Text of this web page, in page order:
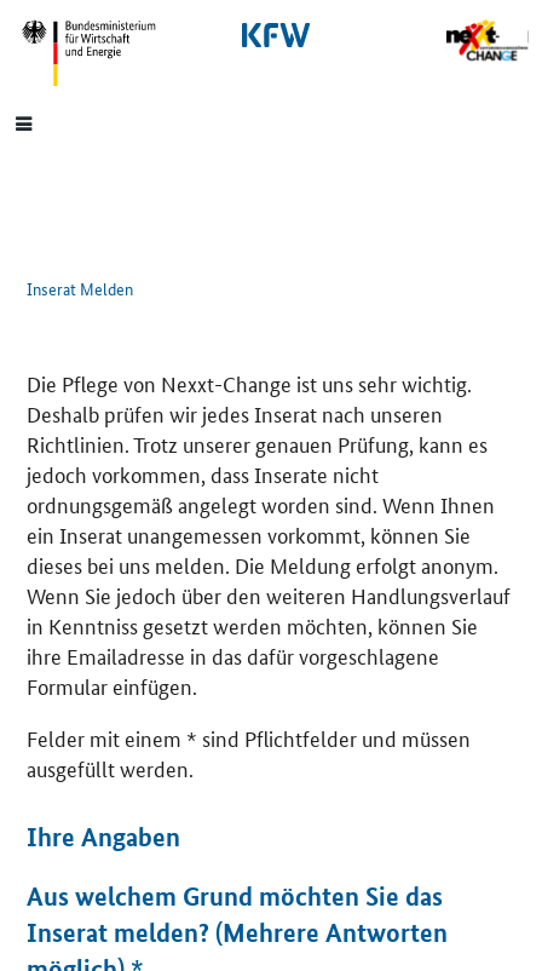
SrOnlyNavigation
Hauptmenü
Inserat Melden
Die Pflege von Nexxt-Change ist uns sehr wichtig.
Deshalb prüfen wir jedes Inserat nach unseren
Richtlinien. Trotz unserer genauen Prüfung, kann es
jedoch vorkommen, dass Inserate nicht
ordnungsgemäß angelegt worden sind. Wenn Ihnen
ein Inserat unangemessen vorkommt, können Sie
dieses bei uns melden. Die Meldung erfolgt anonym.
Wenn Sie jedoch über den weiteren Handlungsverlauf
in Kenntniss gesetzt werden möchten, können Sie
ihre Emailadresse in das dafür vorgeschlagene
Formular einfügen.
Felder mit einem * sind Pflichtfelder und müssen
ausgefüllt werden.
Ihre Angaben
Aus welchem Grund möchten Sie das
Inserat melden? (Mehrere Antworten